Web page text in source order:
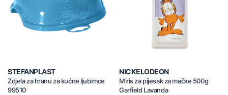
STEFANPLAST
Zdjela za hranu za kućne ljubimce
99510
NICKELODEON
Miris za pijesak za mačke 500g
Garfield Lavanda